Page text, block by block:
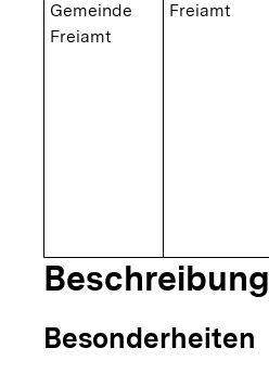
Gemeinde
Freiamt
Freiamt
Beschreibung
Besonderheiten